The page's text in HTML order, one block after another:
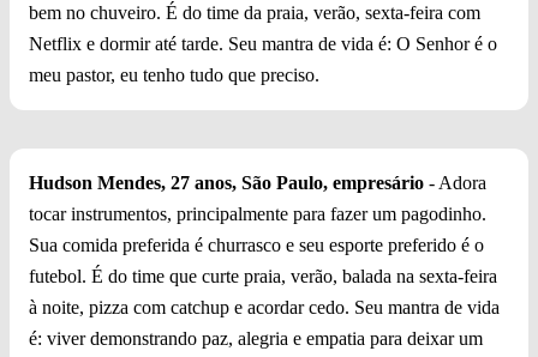
bem no chuveiro. É do time da praia, verão, sexta-feira com
Netflix e dormir até tarde. Seu mantra de vida é: O Senhor é o
meu pastor, eu tenho tudo que preciso.
Hudson Mendes, 27 anos, São Paulo, empresário - Adora
tocar instrumentos, principalmente para fazer um pagodinho.
Sua comida preferida é churrasco e seu esporte preferido é o
futebol. É do time que curte praia, verão, balada na sexta-feira
à noite, pizza com catchup e acordar cedo. Seu mantra de vida
é: viver demonstrando paz, alegria e empatia para deixar um